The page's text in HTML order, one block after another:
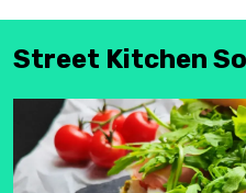
Street Kitchen